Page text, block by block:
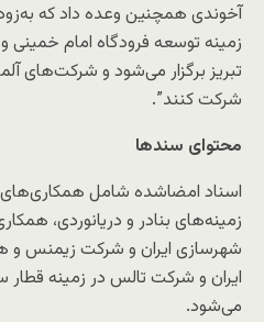
آخوندی همچنین وعده داد که
زمینه توسعه فرودگاه امام خمینی
تبریز برگزار می‌شود و شرکت‌های
شرکت کنند”.
محتوای سندها
اسناد امضاشده شامل
زمینه‌های بنادر و دریانوردی،
شهرسازی ایران و شرکت زیمنس و
ایران و شرکت تالس در زمینه قطار
می‌شود.